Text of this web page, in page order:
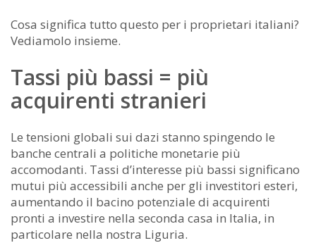
Cosa significa tutto questo per i proprietari italiani?
Vediamolo insieme.
Tassi più bassi = più
acquirenti stranieri
Le tensioni globali sui dazi stanno spingendo le
banche centrali a politiche monetarie più
accomodanti. Tassi d’interesse più bassi significano
mutui più accessibili anche per gli investitori esteri,
aumentando il bacino potenziale di acquirenti
pronti a investire nella seconda casa in Italia, in
particolare nella nostra Liguria.